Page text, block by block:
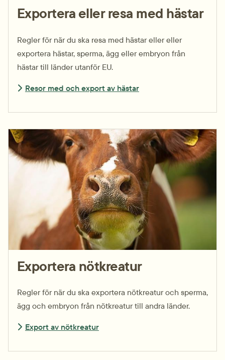
Exportera eller resa med hästar
Regler för när du ska resa med hästar eller eller
exportera hästar, sperma, ägg eller embryon från
hästar till länder utanför EU.
Resor med och export av hästar
Exportera nötkreatur
Regler för när du ska exportera nötkreatur och sperma,
ägg och embryon från nötkreatur till andra länder.
Export av nötkreatur